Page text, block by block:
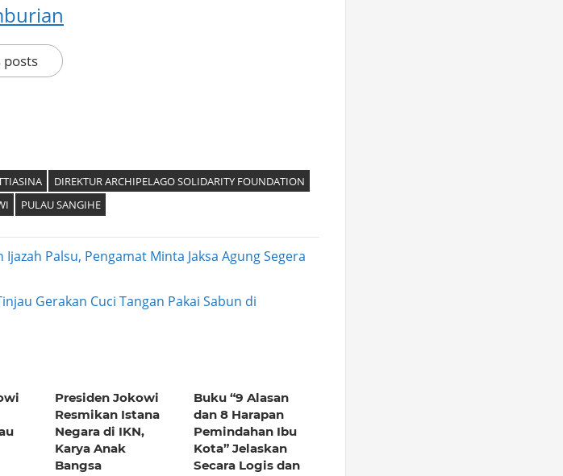
posts
DIREKTUR ARCHIPELAGO SOLIDARITY FOUNDATION
PULAU SANGIHE
Palsu, Pengamat Minta Jaksa Agung Segera
Gerakan Cuci Tangan Pakai Sabun di
Presiden Jokowi
Resmikan Istana
Negara di IKN,
Karya Anak
Bangsa
Buku “9 Alasan
dan 8 Harapan
Pemindahan Ibu
Kota” Jelaskan
Secara Logis dan